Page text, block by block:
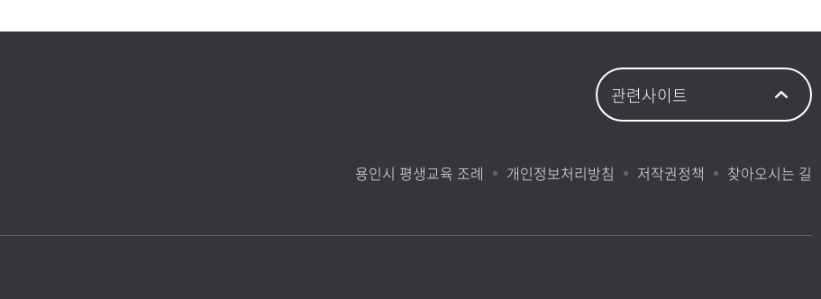
용인시 평생교육 조례 개인정보처리방침 저작권정책 찾아오시는 길